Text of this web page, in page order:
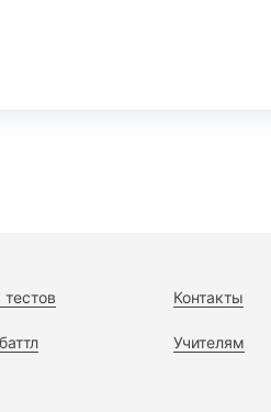
Контакты
Учителям